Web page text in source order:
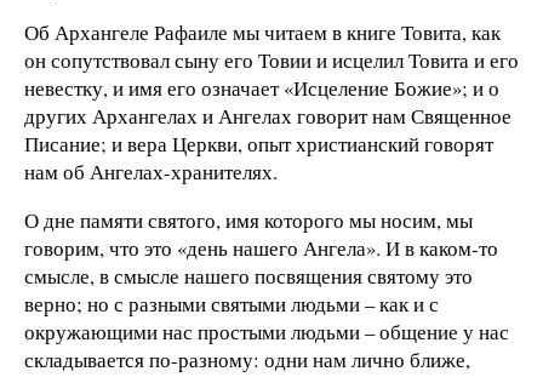
Об Архангеле Рафаиле мы читаем в книге Товита, как
он сопутствовал сыну его Товии и исцелил Товита и его
невестку, и имя его означает «Исцеление Божие»; и о
других Архангелах и Ангелах говорит нам Священное
Писание; и вера Церкви, опыт христианский говорят
нам об Ангелах-хранителях.
О дне памяти святого, имя которого мы носим, мы
говорим, что это «день нашего Ангела». И в каком-то
смысле, в смысле нашего посвящения святому это
верно; но с разными святыми людьми– как и с
окружающими нас простыми людьми – общение у нас
складывается по-разному: одни нам лично ближе,